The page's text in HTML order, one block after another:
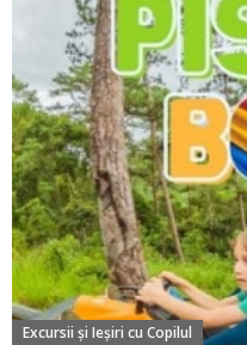
Excursii şi Ieşiri cu Copilul